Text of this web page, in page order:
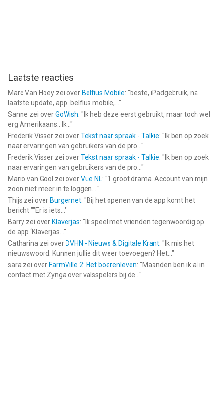
Laatste reacties
Marc Van Hoey zei over Belfius Mobile: "beste, iPadgebruik, na
laatste update, app. belfius mobile,... "
Sanne zei overGoWish: " Ik heb deze eerst gebruikt, maar toch wel
erg Amerikaans.. Ik... "
Frederik Visser zei overTekst naar spraak - Talkie: " Ik ben op zoek
naar ervaringen van gebruikers van de pro... "
Frederik Visser zei overTekst naar spraak - Talkie: " Ik ben op zoek
naar ervaringen van gebruikers van de pro... "
Mario van Gool zei overVue NL: "1 groot drama. Account van mijn
zoon niet meer in te loggen.... "
Thijs zei over Burgernet: "Bij het openen van de app komt het
bericht ""Er is iets... "
Barry zei over Klaverjas: " Ik speel met vrienden tegenwoordig op
de app ‘Klaverjas... "
Catharina zei over DVHN - Nieuws & Digitale Krant: " Ik mis het
nieuwswoord. Kunnen jullie dit weer toevoegen? Het... "
sara zei over FarmVille 2: Het boerenleven: "Maanden ben ik al in
contact met Zynga over valsspelers bij de... "